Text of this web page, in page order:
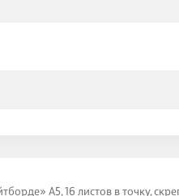
А5, 16 листов в точку,